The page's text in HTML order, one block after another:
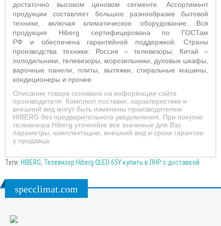
достаточно высоком ценовом сегменте. Ассортимент
продукции составляет большое разнообразие бытовой
техники, включая климатическое оборудование. Вся
продукция Hiberg сертифицирована по ГОСТам
РФ и обеспечена гарантийной поддержкой. Страны
производства техники: Россия – телевизоры; Китай –
холодильники, телевизоры, морозильники, духовые шкафы,
варочные панели, плиты, вытяжки, стиральные машины,
кондиционеры и прочее.
Описание товара основано на информации сайта
производителя. Комплект поставки, характеристики и
внешний вид могут быть изменены производителем
HIBERG без предварительного уведомления. При покупке
телевизора Hiberg уточняйте все значимые для Вас
параметры, комплектацию, внешний вид и сроки гарантии
у продавца.
Теги: HIBERG, Телевизор Hiberg QLED 65Y купить в ЛНР с доставкой
specclimat.com